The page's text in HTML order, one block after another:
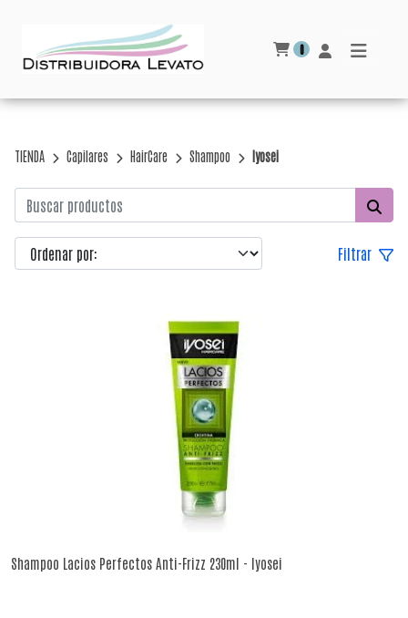
0
TIENDA Capilares HairCare Shampoo Iyosei
Filtrar
Shampoo Lacios Perfectos Anti-Frizz 230ml - Iyosei